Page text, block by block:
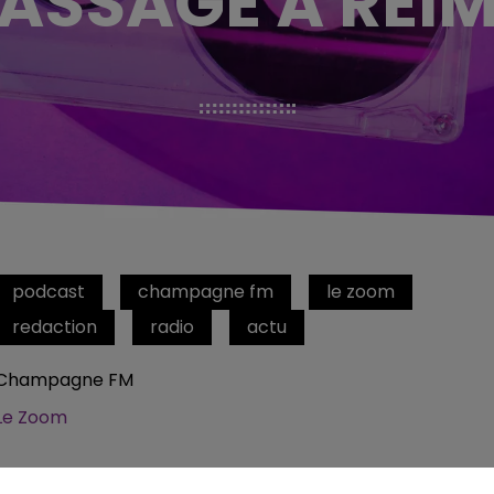
podcast champagne fm
le zoom
redaction
radio actu
FM
Zoom